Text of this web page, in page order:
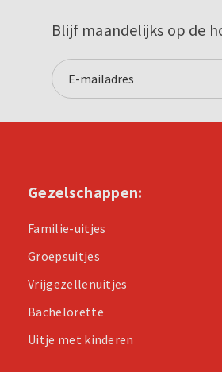
Blijf maandelijks op de
Gezelschappen:
Familie-uitjes
Groepsuitjes
Vrijgezellenuitjes
Bachelorette
Uitje met kinderen